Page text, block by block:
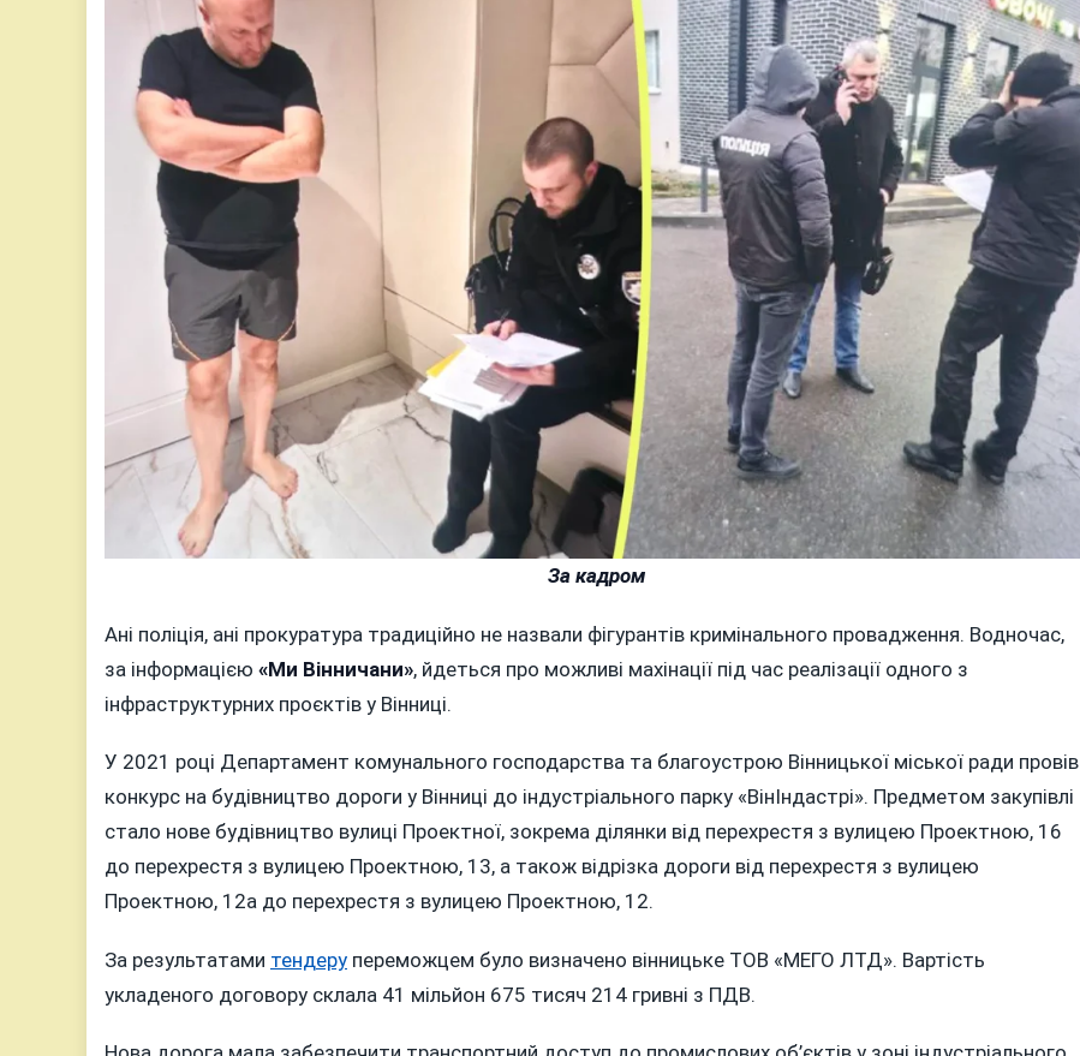
За кадром
Ані поліція, ані прокуратура традиційно не назвали фігурантів кримінального провадження. Водночас,
за інформацією «Ми Вінничани», йдеться про можливі махінації під час реалізації одного з
інфраструктурних проєктів у Вінниці.
У 2021 році Департамент комунального господарства та благоустрою Вінницької міської ради провів
конкурс на будівництво дороги у Вінниці до індустріального парку «ВінІндастрі». Предметом закупівлі
стало нове будівництво вулиці Проектної, зокрема ділянки від перехрестя з вулицею Проектною, 16
до перехрестя з вулицею Проектною, 13, а також відрізка дороги від перехрестя з вулицею
Проектною, 12а до перехрестя з вулицею Проектною, 12.
За результатами тендеру переможцем було визначено вінницьке ТОВ «МЕГО ЛТД». Вартість
укладеного договору склала 41 мільйон 675 тисяч 214 гривні з ПДВ.